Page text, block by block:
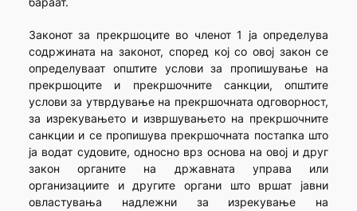
Законот за прекршоците во членот 1 ја определува
содржината на законот, според кој со овој закон се
определуваат општите услови за пропишување на
прекршоците и прекршочните санкции, општите
услови за утврдување на прекршочната одговорност,
за изрекувањето и извршувањето на прекршочните
санкции и се пропишува прекршочната постапка што
ја водат судовите, односно врз основа на овој и друг
закон органите на државната управа или
организациите и другите органи што вршат јавни
овластувања надлежни за изрекување на